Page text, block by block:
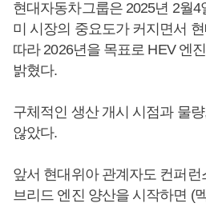
현대자동차그룹은 2025년 2월4
미 시장의 중요도가 커지면서
따라 2026년을 목표로 HEV 엔
밝혔다.
구체적인 생산 개시 시점과 물
않았다.
앞서 현대위아 관계자도 컨퍼런
브리드 엔진 양산을 시작하면 (